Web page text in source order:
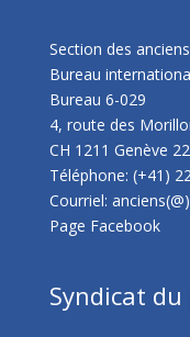
Section des
Bureau
Bureau 6-029
4, route des
CH 1211 Genève 22
Téléphone: (+41)
Courriel:
Page Facebook
Syndicat du